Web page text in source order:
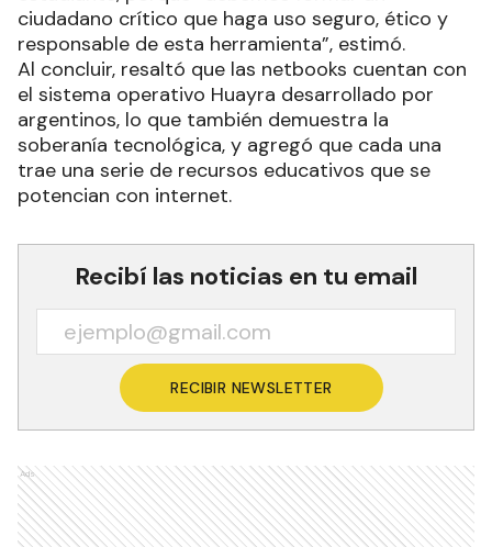
ciudadano crítico que haga uso seguro, ético y
responsable de esta herramienta”, estimó.
Al concluir, resaltó que las netbooks cuentan con
el sistema operativo Huayra desarrollado por
argentinos, lo que también demuestra la
soberanía tecnológica, y agregó que cada una
trae una serie de recursos educativos que se
potencian con internet.
Recibí las noticias en tu email
RECIBIR NEWSLETTER
Ads